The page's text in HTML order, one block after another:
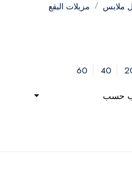
ملابس مزيلات البقع
40
60
حسب